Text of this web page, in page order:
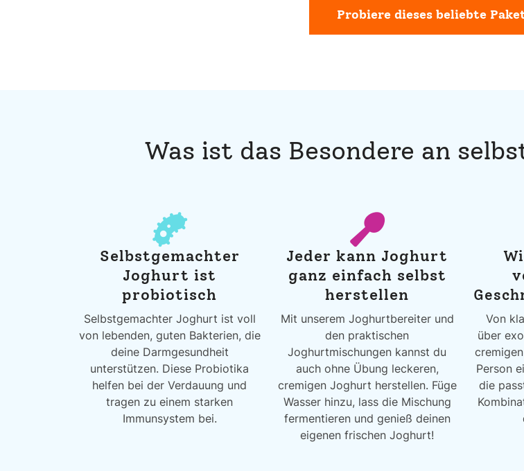
Probiere dieses beliebte
Was ist das Besondere an
Selbstgemachter
Joghurt ist
probiotisch
Selbstgemachter Joghurt ist voll
von lebenden, guten Bakterien, die
deine Darmgesundheit
unterstützen. Diese Probiotika
helfen bei der Verdauung und
tragen zu einem starken
Immunsystem bei.
Jeder kann Joghurt
ganz einfach selbst
herstellen
Mit unserem Joghurtbereiter und
den praktischen
Joghurtmischungen kannst du
auch ohne Übung leckeren,
cremigen Joghurt herstellen. Füge
Wasser hinzu, lass die Mischung
fermentieren und genieß deinen
eigenen frischen Joghurt!
Von
über
Person
die